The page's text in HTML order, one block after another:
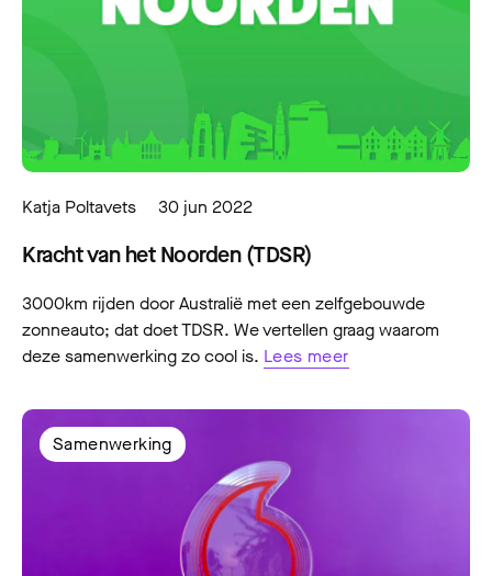
Katja Poltavets 30 jun 2022
Kracht van het Noorden (TDSR)
3000km rijden door Australië met een zelfgebouwde
zonneauto; dat doet TDSR. We vertellen graag waarom
deze samenwerking zo cool is. Lees meer
Samenwerking